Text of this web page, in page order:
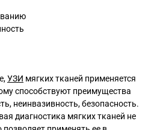
УЗИ мягких тканей применяется
способствуют преимущества
неинвазивность, безопасность.
диагностика мягких тканей не